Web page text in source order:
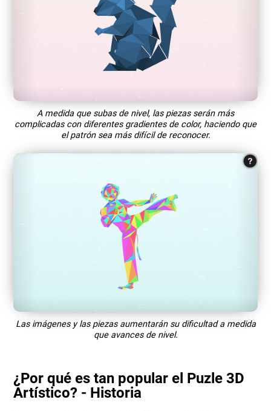
A medida que subas de nivel, las piezas serán más
complicadas con diferentes gradientes de color, haciendo que
el patrón sea más difícil de reconocer.
Las imágenes y las piezas aumentarán su dificultad a medida
que avances de nivel.
¿Por qué es tan popular el Puzle 3D
Artístico? - Historia